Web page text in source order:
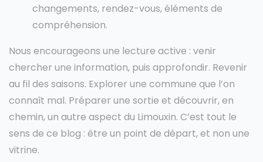
changements, rendez-vous, éléments de
compréhension.
Nous encourageons une lecture active : venir
chercher une information, puis approfondir. Revenir
au fil des saisons. Explorer une commune que l’on
connaît mal. Préparer une sortie et découvrir, en
chemin, un autre aspect du Limouxin. C’est tout le
sens de ce blog : être un point de départ, et non une
vitrine.